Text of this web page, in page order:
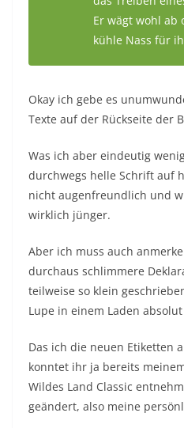
Er wägt wohl ab
kühle Nass für
Okay ich gebe es
Texte auf der Rückseite der
Was ich aber eindeutig
durchwegs helle Schrift auf
nicht augenfreundlich und
wirklich jünger.
Aber ich muss auch
durchaus schlimmere
teilweise so klein
Lupe in einem Laden
Das ich die neuen Etiketten
konntet ihr ja bereits
Wildes Land Classic
geändert, also meine